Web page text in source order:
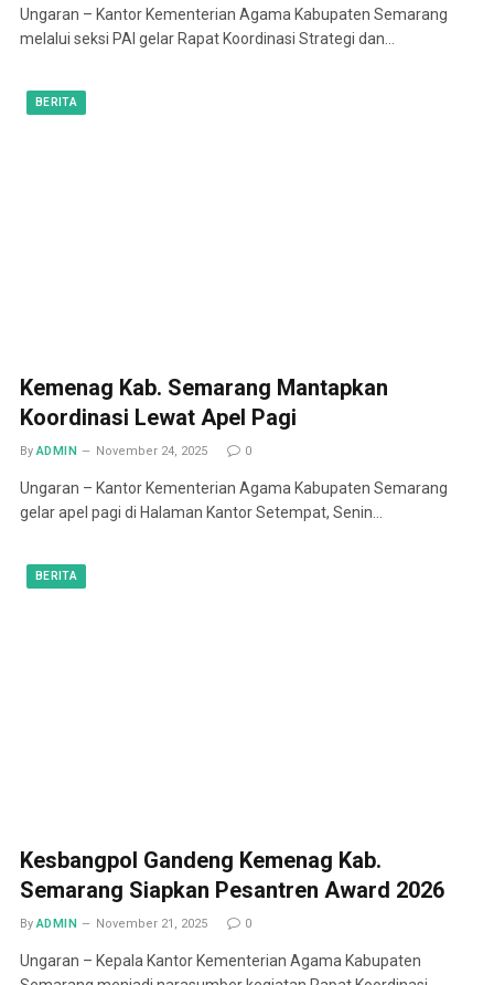
Ungaran – Kantor Kementerian Agama Kabupaten Semarang
melalui seksi PAI gelar Rapat Koordinasi Strategi dan…
BERITA
Kemenag Kab. Semarang Mantapkan
Koordinasi Lewat Apel Pagi
By ADMIN November 24, 2025 0
Ungaran – Kantor Kementerian Agama Kabupaten Semarang
gelar apel pagi di Halaman Kantor Setempat, Senin…
BERITA
Kesbangpol Gandeng Kemenag Kab.
Semarang Siapkan Pesantren Award 2026
By ADMIN November 21, 2025 0
Ungaran – Kepala Kantor Kementerian Agama Kabupaten